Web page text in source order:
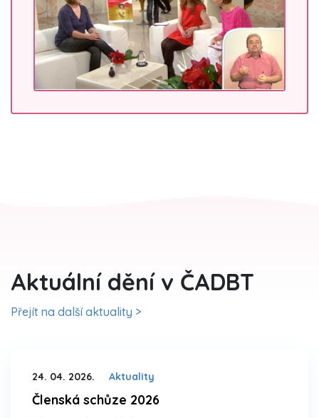
Aktuální dění v ČADBT
Přejít na další aktuality >
24. 04. 2026. Aktuality
Členská schůze 2026